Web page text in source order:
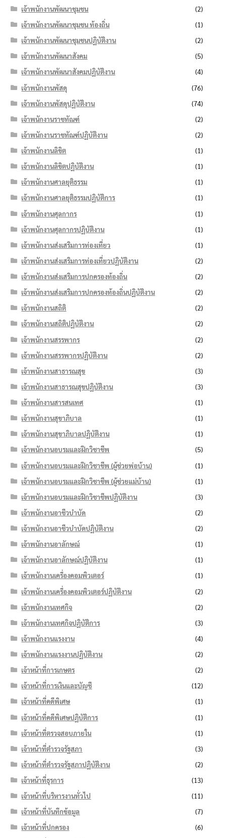
เจ้าพนักงานพัฒนาชุมชน
(2)
เจ้าพนักงานพัฒนาชุมชน ท้องถิ่น
(1)
เจ้าพนักงานพัฒนาชุมชนปฏิบัติงาน
(2)
เจ้าพนักงานพัฒนาสังคม
(5)
เจ้าพนักงานพัฒนาสังคมปฏิบัติงาน
(4)
เจ้าพนักงานพัสดุ
(76)
เจ้าพนักงานพัสดุปฏิบัติงาน
(74)
เจ้าพนักงานราชทัณฑ์
(2)
เจ้าพนักงานราชทัณฑ์ปฏิบัติงาน
(2)
เจ้าพนักงานลิขิต
(1)
เจ้าพนักงานลิขิตปฏิบัติงาน
(1)
เจ้าพนักงานศาลยุติธรรม
(1)
เจ้าพนักงานศาลยุติธรรมปฏิบัติการ
(1)
เจ้าพนักงานศุลกากร
(1)
เจ้าพนักงานศุลกากรปฏิบัติงาน
(1)
เจ้าพนักงานส่งเสริมการท่องเที่ยว
(1)
เจ้าพนักงานส่งเสริมการท่องเที่ยวปฏิบัติงาน
(2)
เจ้าพนักงานส่งเสริมการปกครองท้องถิ่น
(2)
เจ้าพนักงานส่งเสริมการปกครองท้องถิ่นปฏิบัติงาน
(2)
เจ้าพนักงานสถิติ
(2)
เจ้าพนักงานสถิติปฏิบัติงาน
(2)
เจ้าพนักงานสรรพากร
(2)
เจ้าพนักงานสรรพากรปฏิบัติงาน
(2)
เจ้าพนักงานสาธารณสุข
(3)
เจ้าพนักงานสาธารณสุขปฏิบัติงาน
(3)
เจ้าพนักงานสารสนเทศ
(1)
เจ้าพนักงานสุขาภิบาล
(1)
เจ้าพนักงานสุขาภิบาลปฏิบัติงาน
(1)
เจ้าพนักงานอบรมและฝึกวิชาชีพ
(5)
เจ้าพนักงานอบรมและฝึกวิชาชีพ (ผู้ช่วยพ่อบ้าน)
(1)
เจ้าพนักงานอบรมและฝึกวิชาชีพ (ผู้ช่วยแม่บ้าน)
(1)
เจ้าพนักงานอบรมและฝึกวิชาชีพปฏิบัติงาน
(3)
เจ้าพนักงานอาชีวบำบัด
(2)
เจ้าพนักงานอาชีวบำบัดปฏิบัติงาน
(2)
เจ้าพนักงานอาลักษณ์
(1)
เจ้าพนักงานอาลักษณ์ปฏิบัติงาน
(1)
เจ้าพนักงานเครื่องคอมพิวเตอร์
(1)
เจ้าพนักงานเครื่องคอมพิวเตอร์ปฏิบัติงาน
(2)
เจ้าพนักงานเทศกิจ
(2)
เจ้าพนักงานเทศกิจปฏิบัติการ
(3)
เจ้าพนักงานแรงงาน
(4)
เจ้าพนักงานแรงงานปฏิบัติงาน
(2)
เจ้าหน้าที่การเกษตร
(2)
เจ้าหน้าที่การเงินและบัญชี
(12)
เจ้าหน้าที่คดีพิเศษ
(1)
เจ้าหน้าที่คดีพิเศษปฏิบัติการ
(1)
เจ้าหน้าที่ตรวจสอบภายใน
(1)
เจ้าหน้าที่ตำรวจรัฐสภา
(3)
เจ้าหน้าที่ตำรวจรัฐสภาปฏิบัติงาน
(2)
เจ้าหน้าที่ธุรการ
(13)
เจ้าหน้าที่บริหารงานทั่วไป
(11)
เจ้าหน้าที่บันทึกข้อมูล
(7)
เจ้าหน้าที่ปกครอง
(6)